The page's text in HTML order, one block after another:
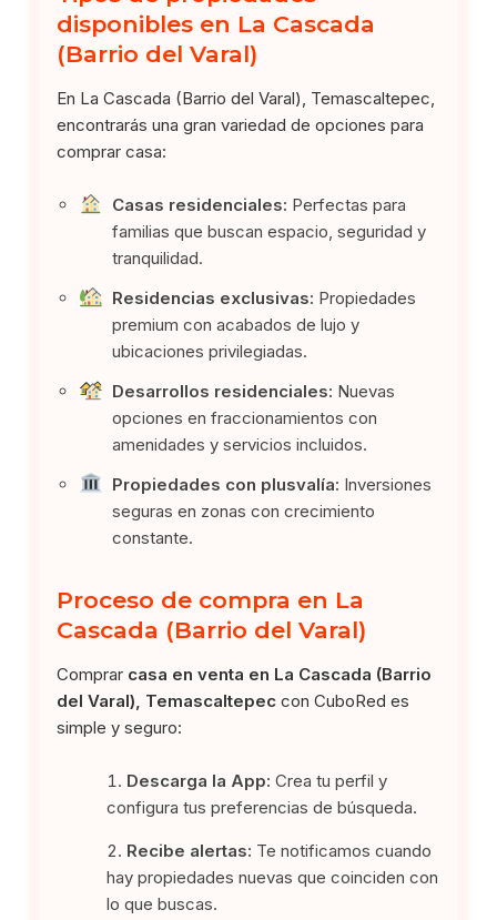
disponibles en La Cascada
(Barrio del Varal)
En La Cascada (Barrio del Varal), Temascaltepec,
encontrarás una gran variedad de opciones para
comprar casa:
Casas residenciales: Perfectas para
familias que buscan espacio, seguridad y
tranquilidad.
Residencias exclusivas: Propiedades
premium con acabados de lujo y
ubicaciones privilegiadas.
Desarrollos residenciales: Nuevas
opciones en fraccionamientos con
amenidades y servicios incluidos.
Propiedades con plusvalía: Inversiones
seguras en zonas con crecimiento
constante.
Proceso de compra en La
Cascada (Barrio del Varal)
Comprar casa en venta en La Cascada (Barrio
del Varal), Temascaltepec con CuboRed es
simple y seguro:
Descarga la App: Crea tu perfil y
configura tus preferencias de búsqueda.
Recibe alertas: Te notificamos cuando
hay propiedades nuevas que coinciden con
lo que buscas.